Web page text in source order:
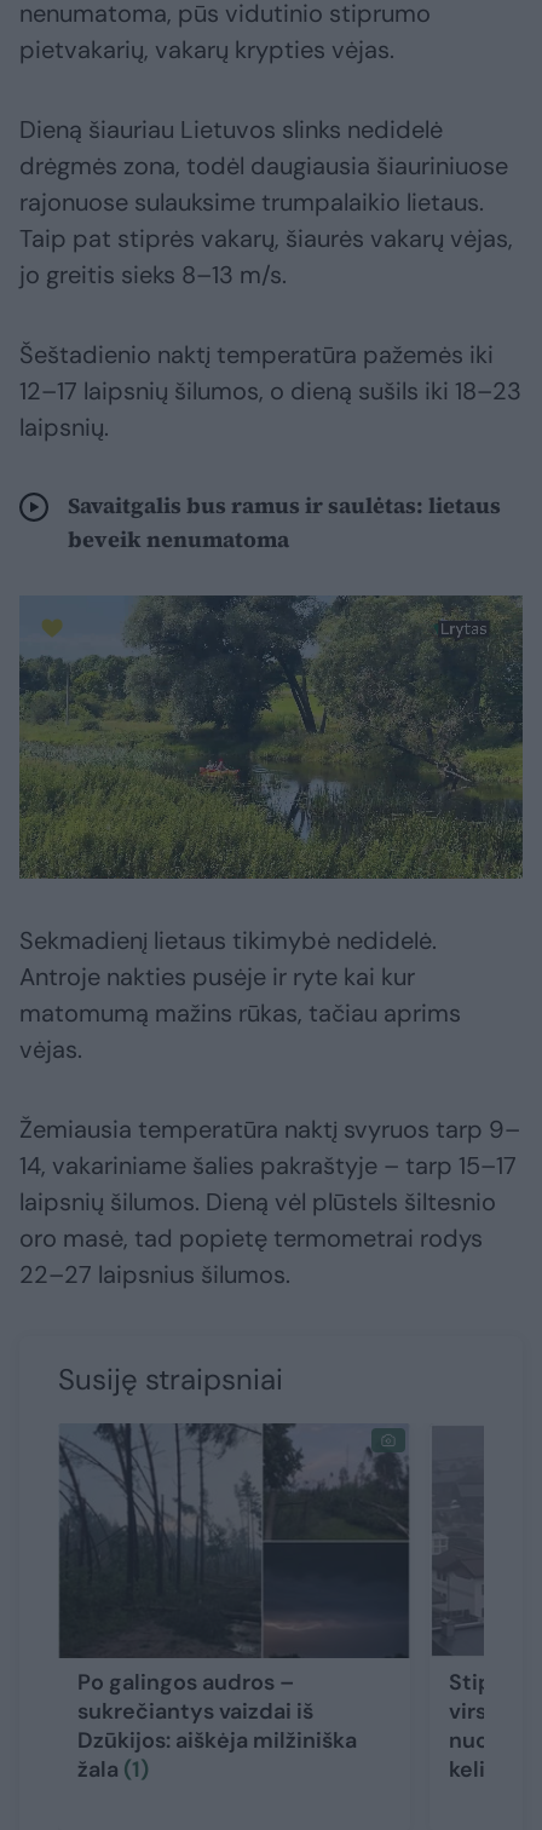
nenumatoma, pūs vidutinio stiprumo
pietvakarių, vakarų krypties vėjas.
Dieną šiauriau Lietuvos slinks nedidelė
drėgmės zona, todėl daugiausia šiauriniuose
rajonuose sulauksime trumpalaikio lietaus.
Taip pat stiprės vakarų, šiaurės vakarų vėjas,
jo greitis sieks 8–13 m/s.
Šeštadienio naktį temperatūra pažemės iki
12–17 laipsnių šilumos, o dieną sušils iki 18–23
laipsnių.
Savaitgalis bus ramus ir saulėtas: lietaus
beveik nenumatoma
Sekmadienį lietaus tikimybė nedidelė.
Antroje nakties pusėje ir ryte kai kur
matomumą mažins rūkas, tačiau aprims
vėjas.
Žemiausia temperatūra naktį svyruos tarp 9–
14, vakariniame šalies pakraštyje – tarp 15–17
laipsnių šilumos. Dieną vėl plūstels šiltesnio
oro masė, tad popietę termometrai rodys
22–27 laipsnius šilumos.
Susiję straipsniai
Po galingos audros –
sukrečiantys vaizdai iš
Dzūkijos: aiškėja milžiniška
žala (1)
Stiprios
virsta